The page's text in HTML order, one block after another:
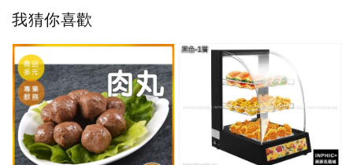
我猜你喜歡